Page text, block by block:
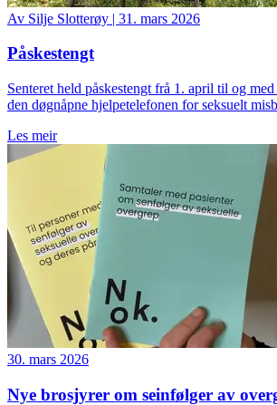
Av Silje Slotterøy | 31. mars 2026
Påskestengt
Senteret held påskestengt frå 1. april til og
den døgnåpne hjelpetelefonen for seksuelt
Les meir
30. mars 2026
Nye brosjyrer om seinfølger av